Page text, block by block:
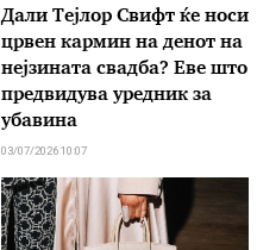
Дали Тејлор Свифт ќе носи
црвен кармин на денот на
нејзината свадба? Еве што
предвидува уредник за
убавина
03/07/2026 10:07